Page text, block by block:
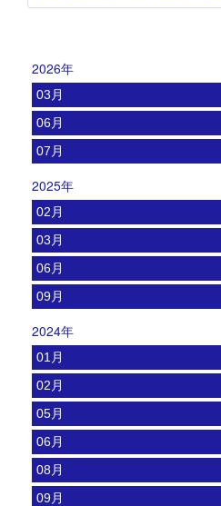
2026年
03月
06月
07月
2025年
02月
03月
06月
09月
2024年
01月
02月
05月
06月
08月
09月